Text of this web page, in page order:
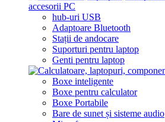
accesorii PC
hub-uri USB
Adaptoare Bluetooth
Stații de andocare
Suporturi pentru laptop
Genti pentru laptop
Boxe inteligente
Boxe pentru calculator
Boxe Portabile
Bare de sunet și sisteme audio